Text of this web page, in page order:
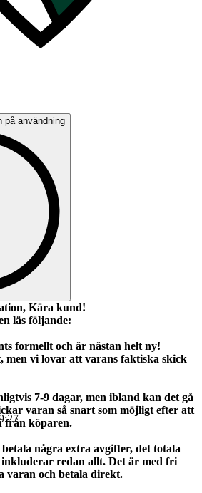
på användning
Kära kund!
läs följande:
formellt och är nästan helt ny!
men vi lovar att varans faktiska skick
7-9 dagar, men ibland kan det gå
varan så snart som möjligt efter att
från köparen.
några extra avgifter, det totala
redan allt. Det är med fri
varan och betala direkt.